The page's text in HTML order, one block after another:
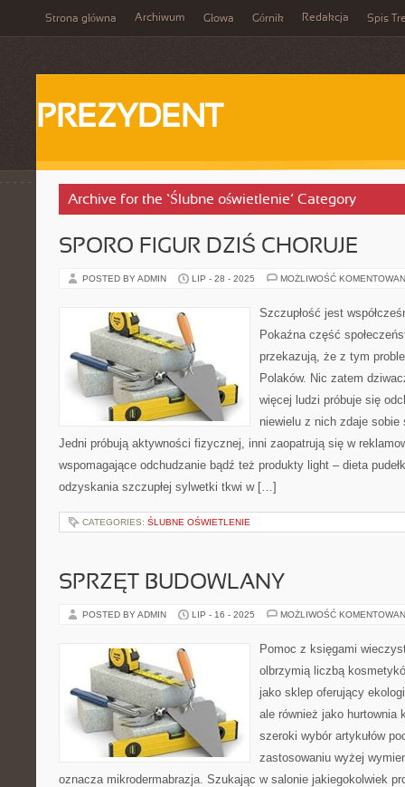
Strona główna Archiwum Głowa Górnik Redakcja Spis
PREZYDENT
Archive for the ‘Ślubne oświetlenie’ Category
SPORO FIGUR DZIŚ CHORUJE
POSTED BY ADMIN LIP - 28 - 2025 MOŻLIWOŚĆ
Szczupłość jest
Pokaźna część
przekazują, że z tym
Polaków. Nic zatem
więcej ludzi próbuje się
niewielu z nich zdaje
Jedni próbują aktywności fizycznej, inni zaopatrują się w
wspomagające odchudzanie bądź też produkty light – dieta
odzyskania szczupłej sylwetki tkwi w […]
CATEGORIES: ŚLUBNE OŚWIETLENIE
SPRZĘT BUDOWLANY
POSTED BY ADMIN LIP - 16 - 2025 MOŻLIWOŚĆ
Pomoc z księgami
olbrzymią liczbą
jako sklep oferujący
ale również jako hurtownia
szeroki wybór artykułów
zastosowaniu wyżej
oznacza mikrodermabrazja. Szukając w salonie jakiegokolwiek